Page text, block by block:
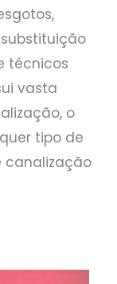
técnicos
vasta
o
tipo de
canalização